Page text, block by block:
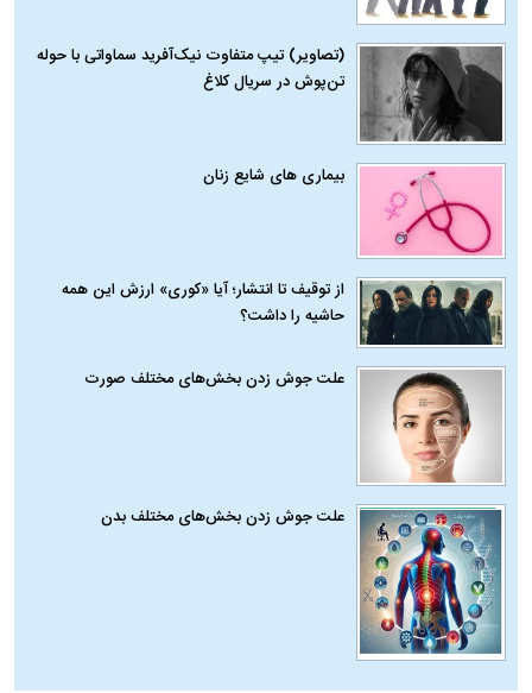
(تصاویر) تیپ متفاوت نیک‌آفرید سماواتی با حوله
تن‌پوش در سریال کلاغ
بیماری‌ های شایع زنان
از توقیف تا انتشار؛ آیا «کوری» ارزش این همه
حاشیه را داشت؟
علت جوش زدن بخش‌های مختلف صورت
علت جوش زدن بخش‌های مختلف بدن